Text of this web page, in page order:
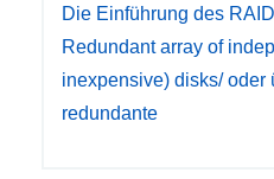
Die Einführung des
Redundant array of
inexpensive) disks/ oder
redundante